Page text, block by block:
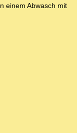
einem Abwasch mit